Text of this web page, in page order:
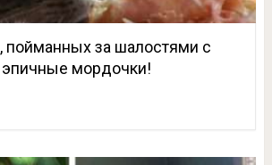
пойманных за шалостями с
мордочки!